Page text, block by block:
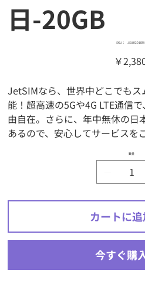
日-20GB
SKU：
SKU：
価
格
￥
JetSIMなら、世界中どこでも
能！超高速の5Gや4G LTE通信
由自在。さらに、年中無休の日
あるので、安心してサービスを
数量
カートに
今すぐ購